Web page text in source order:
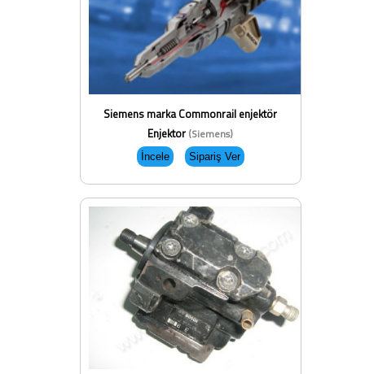
Siemens marka Commonrail enjektör
Enjektor (Siemens)